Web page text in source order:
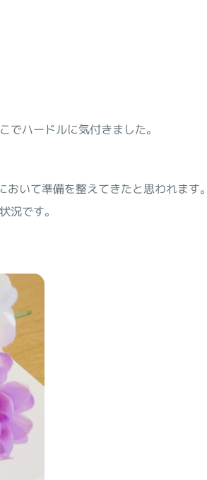
でハードルに気付きました。
いて準備を整えてきたと思われます。
況です。